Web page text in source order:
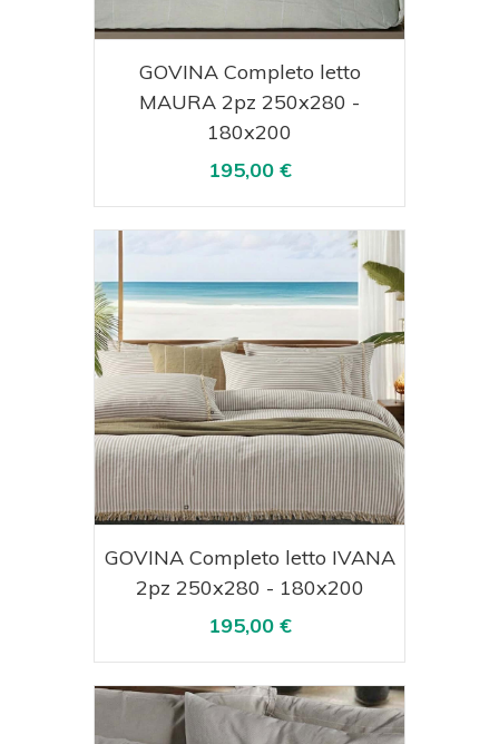
Acquista Visualizza
GOVINA Completo letto
MAURA 2pz 250x280 -
180x200
195,00 €
Acquista Visualizza
GOVINA Completo letto IVANA
2pz 250x280 - 180x200
195,00 €